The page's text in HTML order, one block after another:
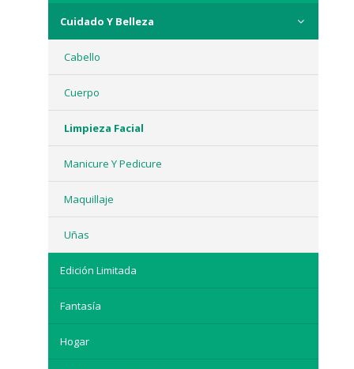
Cuidado Y Belleza
Cabello
Cuerpo
Limpieza Facial
Manicure Y Pedicure
Maquillaje
Uñas
Edición Limitada
Fantasía
Hogar